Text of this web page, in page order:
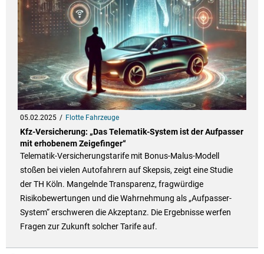
05.02.2025 Flotte Fahrzeuge
Kfz-Versicherung: „Das Telematik-System ist der Aufpasser
mit erhobenem Zeigefinger“
Telematik-Versicherungstarife mit Bonus-Malus-Modell
stoßen bei vielen Autofahrern auf Skepsis, zeigt eine Studie
der TH Köln. Mangelnde Transparenz, fragwürdige
Risikobewertungen und die Wahrnehmung als „Aufpasser-
System“ erschweren die Akzeptanz. Die Ergebnisse werfen
Fragen zur Zukunft solcher Tarife auf.